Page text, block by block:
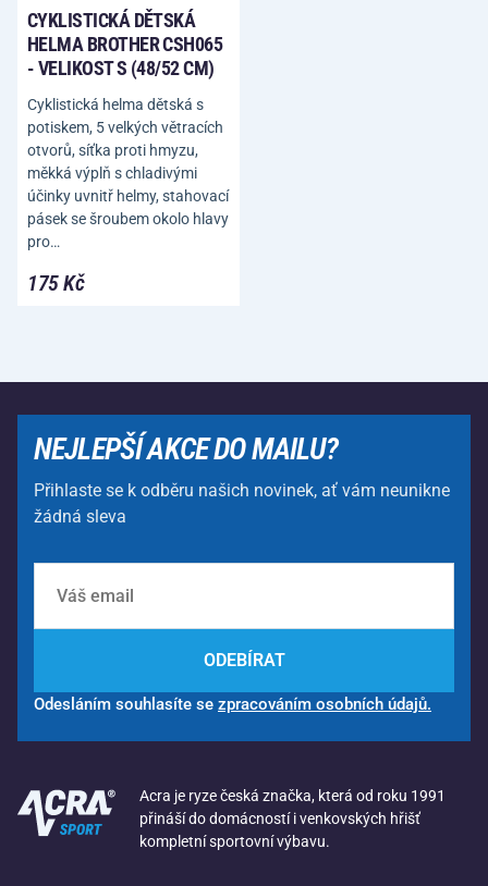
CYKLISTICKÁ DĚTSKÁ
HELMA BROTHER CSH065
- VELIKOST S (48/52 CM)
Cyklistická helma dětská s
potiskem, 5 velkých větracích
otvorů, síťka proti hmyzu,
měkká výplň s chladivými
účinky uvnitř helmy, stahovací
pásek se šroubem okolo hlavy
pro…
175 Kč
NEJLEPŠÍ AKCE DO MAILU?
Přihlaste se k odběru našich novinek, ať vám neunikne
žádná sleva
ODEBÍRAT
Odesláním souhlasíte se zpracováním osobních údajů.
Acra je ryze česká značka, která od roku 1991
přináší do domácností i venkovských hřišť
kompletní sportovní výbavu.